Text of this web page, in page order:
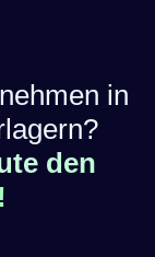
in
den